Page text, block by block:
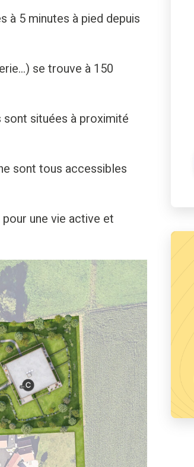
5 minutes à pied depuis
se trouve à 150
situées à proximité
sont tous accessibles
une vie active et